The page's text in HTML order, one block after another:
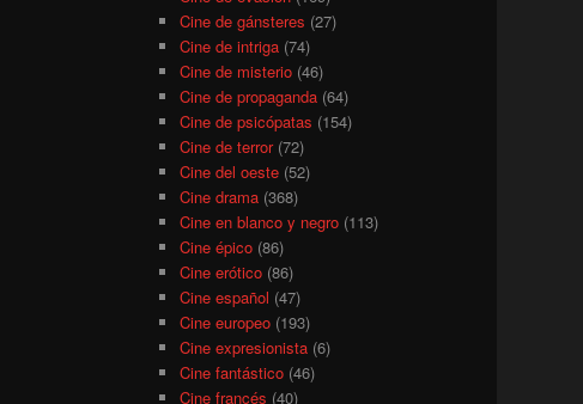
Cine de gánsteres (27)
Cine de intriga(74)
Cine de misterio(46)
Cine de propaganda(64)
Cine de psicópatas (154)
Cine de terror(72)
Cine del oeste(52)
Cine drama(368)
Cine en blanco y negro(113)
Cine épico(86)
Cine erótico(86)
Cine español (47)
Cine europeo(193)
Cine expresionista(6)
Cine fantástico(46)
Cine francés (40)